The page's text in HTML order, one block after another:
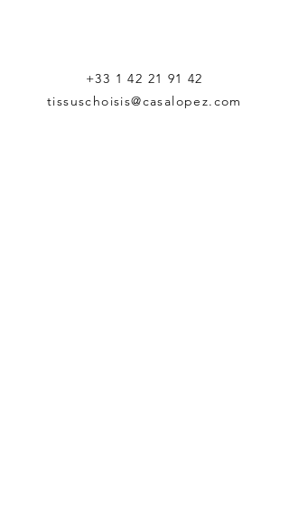
+33 1 42 21 91 42
tissuschoisis@casalopez.com